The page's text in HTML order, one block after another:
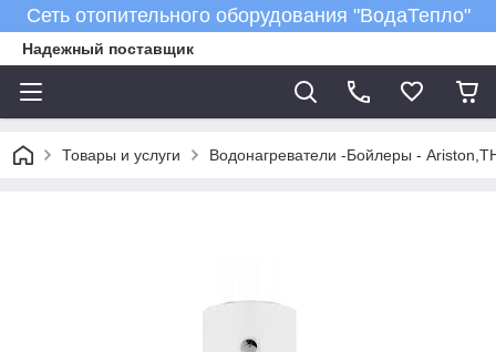
Сеть отопительного оборудования "ВодаТепло"
Надежный поставщик
Товары и услуги Водонагреватели -Бойлеры -